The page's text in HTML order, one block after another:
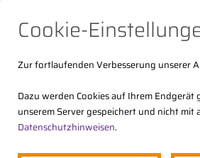
Cookie-
Zur fortlaufenden Verbesserung unserer
Dazu werden Cookies auf Ihrem
unserem Server gespeichert und nicht
Datenschutzhinweisen.
Der DStV